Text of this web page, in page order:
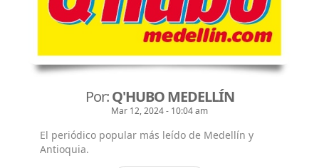
Por:Q'HUBO MEDELLÍN
Mar 12, 2024 - 10:04 am
El periódico popular más leído de Medellín y
Antioquia.